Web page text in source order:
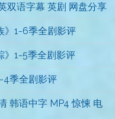
双语字幕 英剧 网盘分享
1-6季全剧影评
1-5季全剧影评
季全剧影评
韩语中字 MP4 惊悚 电